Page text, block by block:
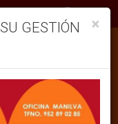
×
GESTIÓN